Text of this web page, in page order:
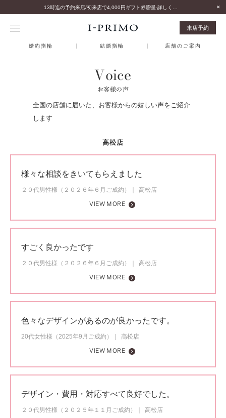
来店予約
婚約指輪 結婚指輪 店舗のご案内
Voice
お客様の声
全国の店舗に届いた、お客様からの嬉しい声をご紹介
します
高松店
様々な相談をきいてもらえました
２０代男性様（２０２６年６月ご成約）
高松店
VIEW MORE
すごく良かったです
２０代男性様（２０２６年６月ご成約）
高松店
VIEW MORE
色々なデザインがあるのが良かったです。
20代女性様（2025年9月ご成約）
高松店
VIEW MORE
デザイン・費用・対応すべて良好でした。
２０代男性様（２０２５年１１月ご成約）
高松店